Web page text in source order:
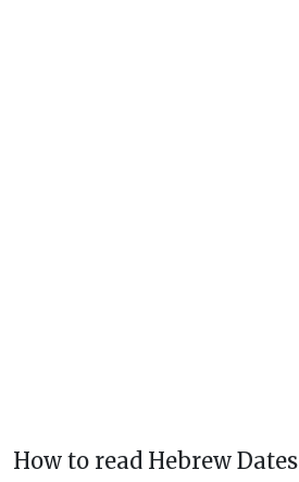
How to read Hebrew Dates